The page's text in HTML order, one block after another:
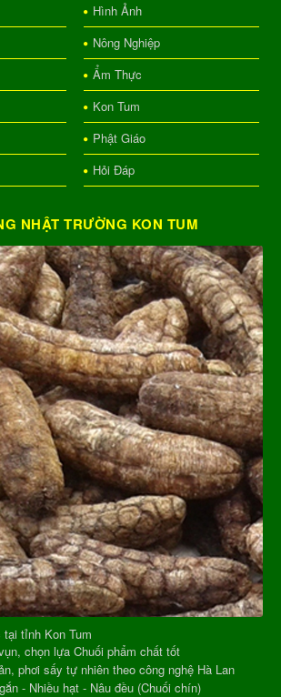
Hình Ảnh
Nông Nghiệp
Ẩm Thực
Kon Tum
Phật Giáo
Hỏi Đáp
NHẬT TRƯỜNG KON TUM
tỉnh Kon Tum
chọn lựa Chuối phẩm chất tốt
phơi sấy tự nhiên theo công nghệ Hà Lan
- Nhiều hạt - Nâu đều (Chuối chín)